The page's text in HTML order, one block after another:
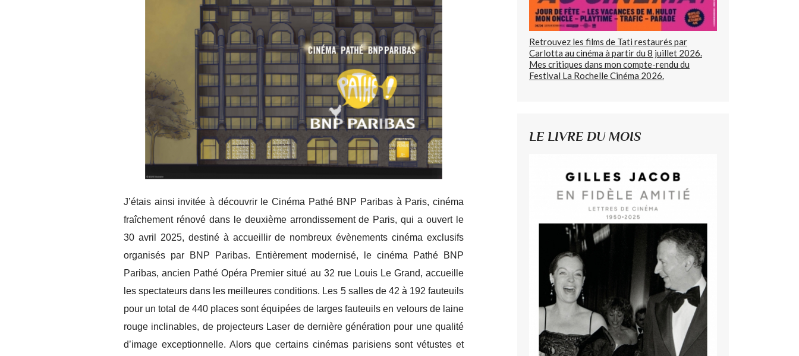
J’étais ainsi invitée à découvrir le Cinéma Pathé BNP Paribas à Paris, cinéma
fraîchement rénové dans le deuxième arrondissement de Paris, qui a ouvert le
30 avril 2025, destiné à accueillir de nombreux évènements cinéma exclusifs
organisés par BNP Paribas. Entièrement modernisé, le cinéma Pathé BNP
Paribas, ancien Pathé Opéra Premier situé au 32 rue Louis Le Grand, accueille
les spectateurs dans les meilleures conditions. Les 5 salles de 42 à 192 fauteuils
pour un total de 440 places sont équipées de larges fauteuils en velours de laine
rouge inclinables, de projecteurs Laser de dernière génération pour une qualité
d’image exceptionnelle. Alors que certains cinémas parisiens sont vétustes et
Retrouvez les films de Tati restaurés par
Carlotta au cinéma à partir du 8 juillet 2026.
Mes critiques dans mon compte-rendu du
Festival La Rochelle Cinéma 2026.
LE LIVRE DU MOIS